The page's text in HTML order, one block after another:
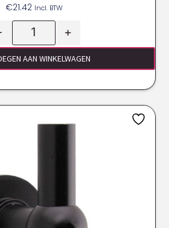
€21.42 Incl. BTW
+
AAN WINKELWAGEN